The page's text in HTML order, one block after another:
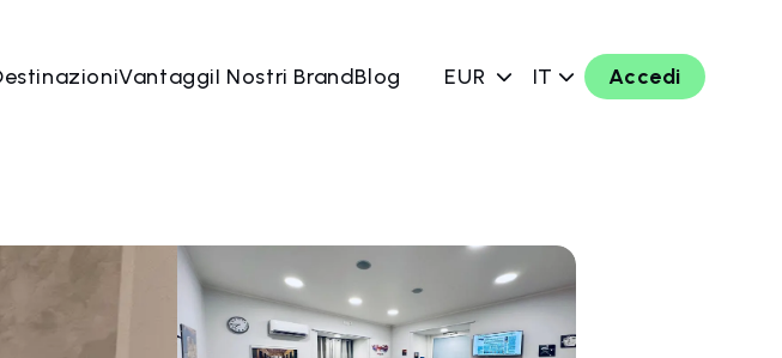
VantaggiI Nostri BrandBlog EUR IT Accedi